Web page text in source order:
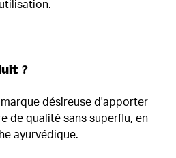
?
désireuse d'apporter
de qualité sans superflu, en
ayurvédique.